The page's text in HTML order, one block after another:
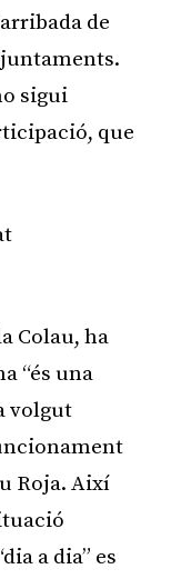
de
sigui
que
Colau, ha
“és una
volgut
Roja. Així
a dia” es